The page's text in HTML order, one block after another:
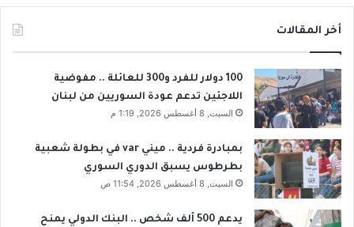
أخر المقالات
100 دولار للفرد و300 للعائلة .. مفوضية
اللاجئين تدعم عودة السوريين من لبنان
السبت, 8 أغسطس 2026, 1:19 م
بمبادرة فردية .. ميني var في بطولة شعبية
بطرطوس يسبق الدوري السوري
السبت, 8 أغسطس 2026, 11:54 ص
يدعم 500 ألف شخص .. البنك الدولي يمنح